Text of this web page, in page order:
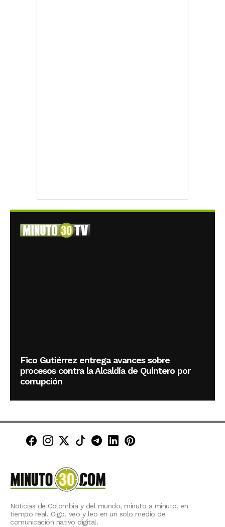
Fico Gutiérrez entrega avances sobre
procesos contra la Alcaldía de Quintero por
corrupción
Minuto30 en Facebook
Minuto30 en Instagram
Minuto30 en X (Twitter)
Minuto30 en TikTok
Canal de Minuto30 en
Minuto30 en LinkedIn
Minuto30 en
Noticias de Colombia y del mundo, minuto a minuto, en
tiempo real. Oigo, veo y leo en un solo medio de
comunicación nativo digital.